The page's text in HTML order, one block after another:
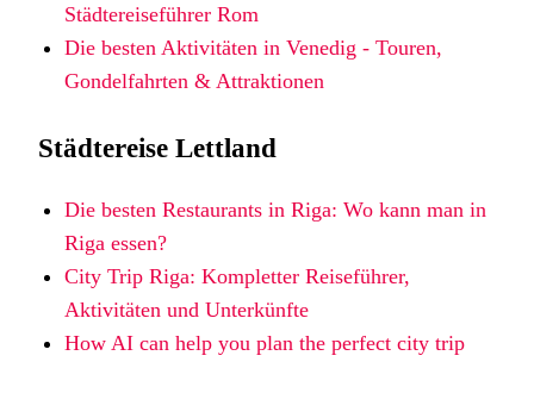
Städtereiseführer Rom
Die besten Aktivitäten in Venedig - Touren,
Gondelfahrten & Attraktionen
Städtereise Lettland
Die besten Restaurants in Riga: Wo kann man in
Riga essen?
City Trip Riga: Kompletter Reiseführer,
Aktivitäten und Unterkünfte
How AI can help you plan the perfect city trip